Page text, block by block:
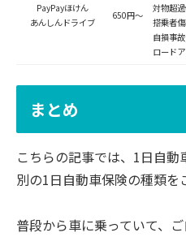
PayPayほけん
あんしんドライブ
650円～
対物超
搭乗者傷
自損事
ロード
まとめ
こちらの記事では、1日自
別の1日自動車保険の種類を
普段から車に乗っていて、